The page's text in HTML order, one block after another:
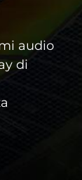
audio
di